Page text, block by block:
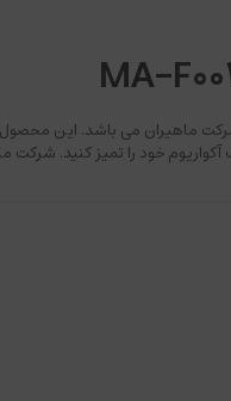
ماهیران می باشد. این محصول
خود را تمیز کنید. شرکت